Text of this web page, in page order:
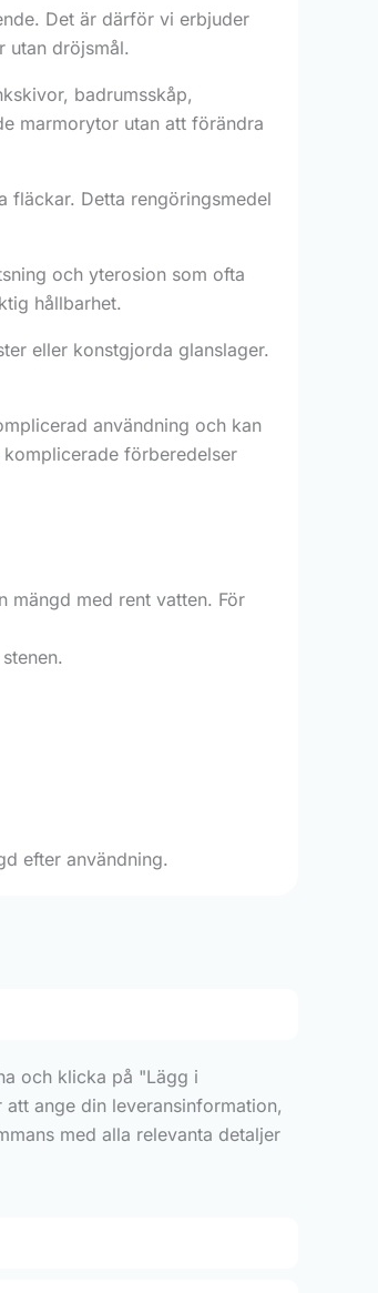
Det är därför vi erbjuder
utan dröjsmål.
badrumsskåp,
marmorytor utan att förändra
fläckar. Detta rengöringsmedel
och yterosion som ofta
hållbarhet.
eller konstgjorda glanslager.
användning och kan
förberedelser
mängd med rent vatten. För
efter användning.
och klicka på "Lägg i
ange din leveransinformation,
med alla relevanta detaljer